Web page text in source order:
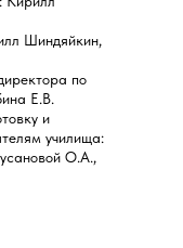
Шиндяйкин,
по
Е.В.
и
училища:
О.А.,